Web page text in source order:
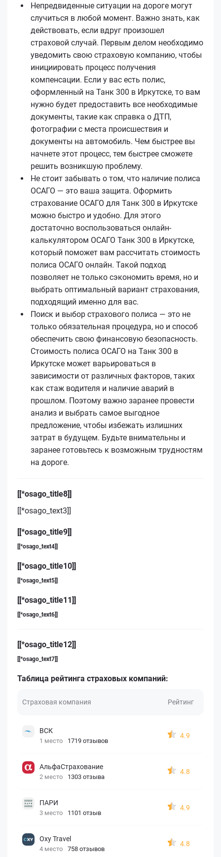
Непредвиденные ситуации на дороге могут
случиться в любой момент. Важно знать, как
действовать, если вдруг произошел
страховой случай. Первым делом необходимо
уведомить свою страховую компанию, чтобы
инициировать процесс получения
компенсации. Если у вас есть полис,
оформленный на Танк 300 в Иркутске, то вам
нужно будет предоставить все необходимые
документы, такие как справка о ДТП,
фотографии с места происшествия и
документы на автомобиль. Чем быстрее вы
начнете этот процесс, тем быстрее сможете
решить возникшую проблему.
Не стоит забывать о том, что наличие полиса
ОСАГО — это ваша защита. Оформить
страхование ОСАГО для Танк 300 в Иркутске
можно быстро и удобно. Для этого
достаточно воспользоваться онлайн-
калькулятором ОСАГО Танк 300 в Иркутске,
который поможет вам рассчитать стоимость
полиса ОСАГО онлайн. Такой подход
позволяет не только сэкономить время, но и
выбрать оптимальный вариант страхования,
подходящий именно для вас.
Поиск и выбор страхового полиса — это не
только обязательная процедура, но и способ
обеспечить свою финансовую безопасность.
Стоимость полиса ОСАГО на Танк 300 в
Иркутске может варьироваться в
зависимости от различных факторов, таких
как стаж водителя и наличие аварий в
прошлом. Поэтому важно заранее провести
анализ и выбрать самое выгодное
предложение, чтобы избежать излишних
затрат в будущем. Будьте внимательны и
заранее готовьтесь к возможным трудностям
на дороге.
[[*osago_title8]]
[[*osago_text3]]
[[*osago_title9]]
[[*osago_text4]]
[[*osago_title10]]
[[*osago_text5]]
[[*osago_title11]]
[[*osago_text6]]
[[*osago_title12]]
[[*osago_text7]]
Таблица рейтинга страховых компаний:
Страховая компания Рейтинг
ВСК
1 место 1719 отзывов
4.9
АльфаСтрахование
2 место 1303 отзыва
4.8
ПАРИ
3 место 1101 отзыв
4.9
Oxy Travel
4 место 758 отзывов
4.8